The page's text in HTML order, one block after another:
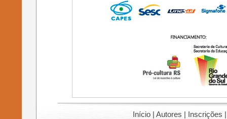
Início | Autores | Inscrições